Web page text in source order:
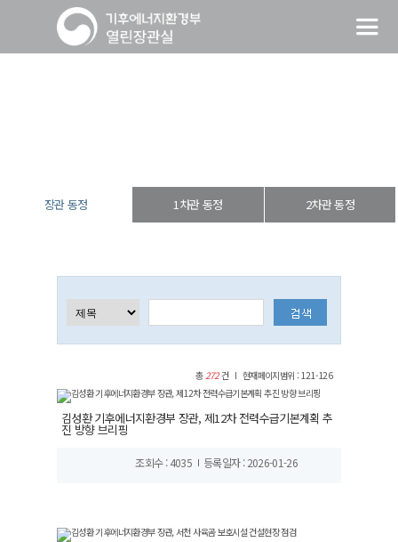
장관 동정 1차관 동정 2차관 동정
총272건 현재페이지범위 : 121-126
김성환 기후에너지환경부 장관, 제12차 전력수급기본계획 추
진 방향 브리핑
조회수 : 4035 등록일자 : 2026-01-26